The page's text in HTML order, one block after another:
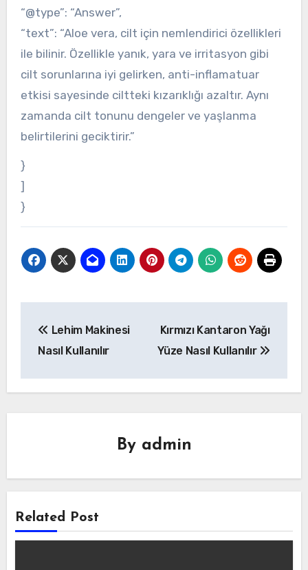
“@type”: “Answer”,
“text”: “Aloe vera, cilt için nemlendirici özellikleri
ile bilinir. Özellikle yanık, yara ve irritasyon gibi
cilt sorunlarına iyi gelirken, anti-inflamatuar
etkisi sayesinde ciltteki kızarıklığı azaltır. Aynı
zamanda cilt tonunu dengeler ve yaşlanma
belirtilerini geciktirir.”
}
]
}
gezinmesi
Lehim Makinesi
Nasıl Kullanılır
Kırmızı Kantaron Yağı
Yüze Nasıl Kullanılır
By admin
Related Post